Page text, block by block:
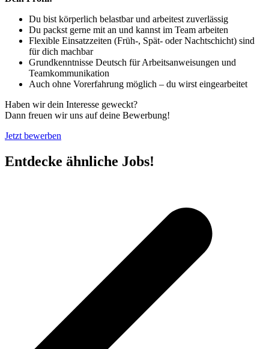
Du bist körperlich belastbar und arbeitest zuverlässig
Du packst gerne mit an und kannst im Team arbeiten
Flexible Einsatzzeiten (Früh-, Spät- oder Nachtschicht) sind
für dich machbar
Grundkenntnisse Deutsch für Arbeitsanweisungen und
Teamkommunikation
Auch ohne Vorerfahrung möglich – du wirst eingearbeitet
Haben wir dein Interesse geweckt?
Dann freuen wir uns auf deine Bewerbung!
Jetzt bewerben
Entdecke ähnliche Jobs!